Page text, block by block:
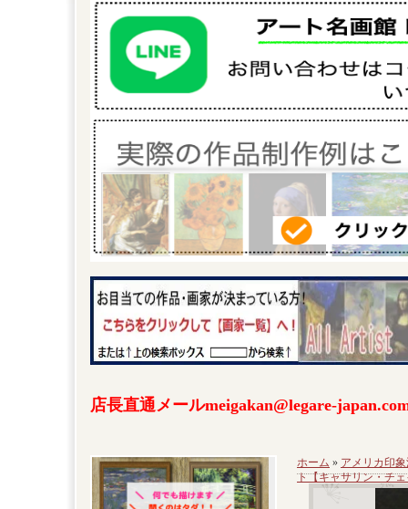
店長直通メールmeigakan@legare-
ホーム » アメリカ印
ト【キャサリン・チ